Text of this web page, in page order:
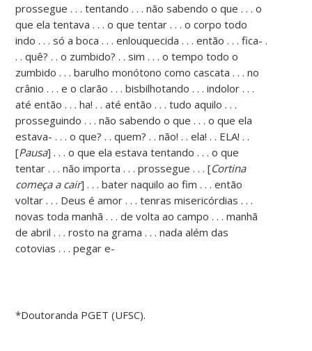
prossegue . . . tentando . . . não sabendo o que . . . o
que ela tentava . . . o que tentar . . . o corpo todo
indo . . . só a boca . . . enlouquecida . . . então . . . fica- .
. . quê? . . o zumbido? . . sim . . . o tempo todo o
zumbido . . . barulho monótono como cascata . . . no
crânio . . . e o clarão . . . bisbilhotando . . . indolor . . .
até então . . . ha! . . até então . . . tudo aquilo . . .
prosseguindo . . . não sabendo o que . . . o que ela
estava- . . . o que? . . quem? . . não! . . ela! . . ELA! . .
[Pausa] . . . o que ela estava tentando . . . o que
tentar . . . não importa . . . prossegue . . . [Cortina
começa a cair] . . . bater naquilo ao fim . . . então
voltar . . . Deus é amor . . . tenras misericórdias . . .
novas toda manhã . . . de volta ao campo . . . manhã
de abril . . . rosto na grama . . . nada além das
cotovias . . . pegar e-
*Doutoranda PGET (UFSC).